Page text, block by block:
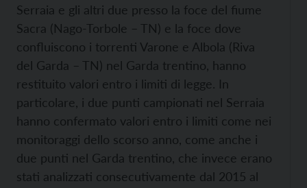
Serraia e gli altri due presso la foce del fiume
Sacra (Nago-Torbole – TN) e la foce dove
confluiscono i torrenti Varone e Albola (Riva
del Garda – TN) nel Garda trentino, hanno
restituito valori entro i limiti di legge. In
particolare, i due punti campionati nel Serraia
hanno confermato valori entro i limiti come nei
monitoraggi dello scorso anno, come anche i
due punti nel Garda trentino, che invece erano
stati analizzati consecutivamente dal 2015 al